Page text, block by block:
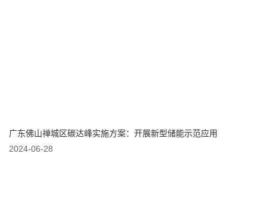
广东佛山禅城区碳达峰实施方案：开展新型储能示范应用
2024-06-28